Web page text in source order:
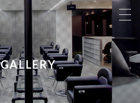
GALLERY